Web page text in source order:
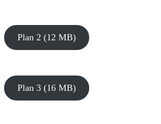
Plan 2 (12 MB)
Plan 3 (16 MB)